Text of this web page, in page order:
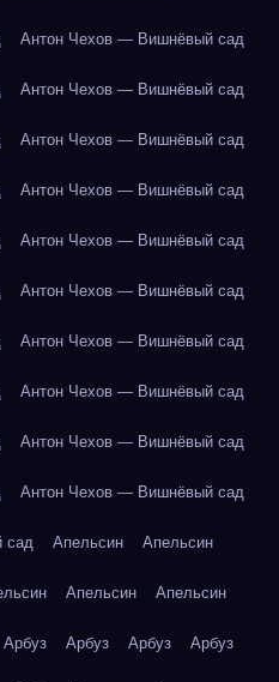
Антон Чехов — Вишнёвый сад
Антон Чехов — Вишнёвый сад
Антон Чехов — Вишнёвый сад
Антон Чехов — Вишнёвый сад
Антон Чехов — Вишнёвый сад
Антон Чехов — Вишнёвый сад
Антон Чехов — Вишнёвый сад
Антон Чехов — Вишнёвый сад
Антон Чехов — Вишнёвый сад
Антон Чехов — Вишнёвый сад
сад Апельсин Апельсин
Апельсин Апельсин
Арбуз Арбуз Арбуз Арбуз